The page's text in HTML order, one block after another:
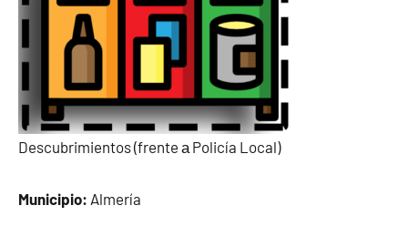
Descubrimientos (frente а Policía Local)
Municipio: Almería